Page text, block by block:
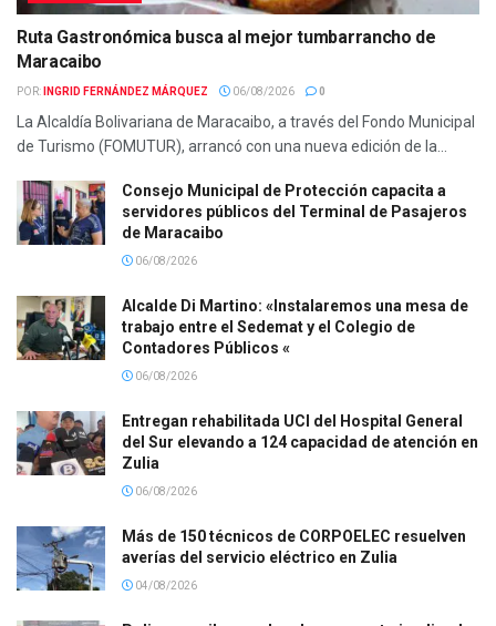
Ruta Gastronómica busca al mejor tumbarrancho de
Maracaibo
POR: INGRID FERNÁNDEZ MÁRQUEZ 06/08/2026 0
La Alcaldía Bolivariana de Maracaibo, a través del Fondo Municipal
de Turismo (FOMUTUR), arrancó con una nueva edición de la...
Consejo Municipal de Protección capacita a
servidores públicos del Terminal de Pasajeros
de Maracaibo
06/08/2026
Alcalde Di Martino: «Instalaremos una mesa de
trabajo entre el Sedemat y el Colegio de
Contadores Públicos «
06/08/2026
Entregan rehabilitada UCI del Hospital General
del Sur elevando a 124 capacidad de atención en
Zulia
06/08/2026
Más de 150 técnicos de CORPOELEC resuelven
averías del servicio eléctrico en Zulia
04/08/2026